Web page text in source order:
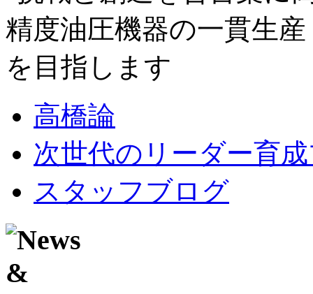
高橋論
次世代のリーダー育
スタッフブログ